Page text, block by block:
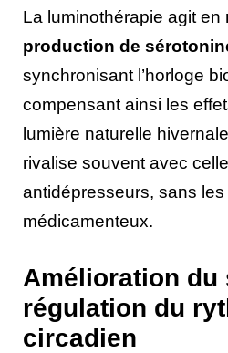
La luminothérapie agit en
production de
synchronisant l’horloge
compensant ainsi les
lumière naturelle
rivalise souvent avec
antidépresseurs, sans
médicamenteux.
Amélioration du
régulation du
circadien